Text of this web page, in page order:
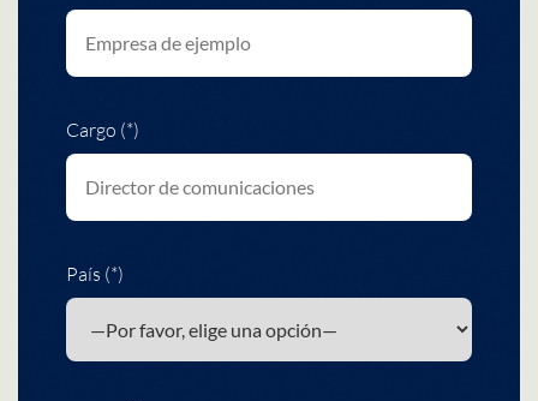
Cargo (*)
País (*)